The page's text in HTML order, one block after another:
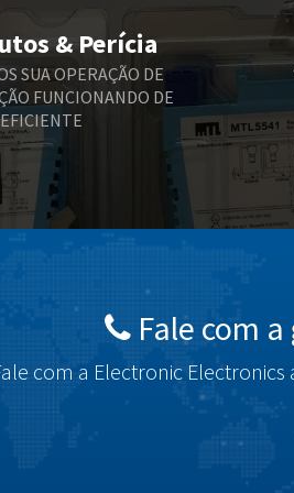
& Perícia
SUA OPERAÇÃO DE
FUNCIONANDO DE
Fale com a
com a Electronic